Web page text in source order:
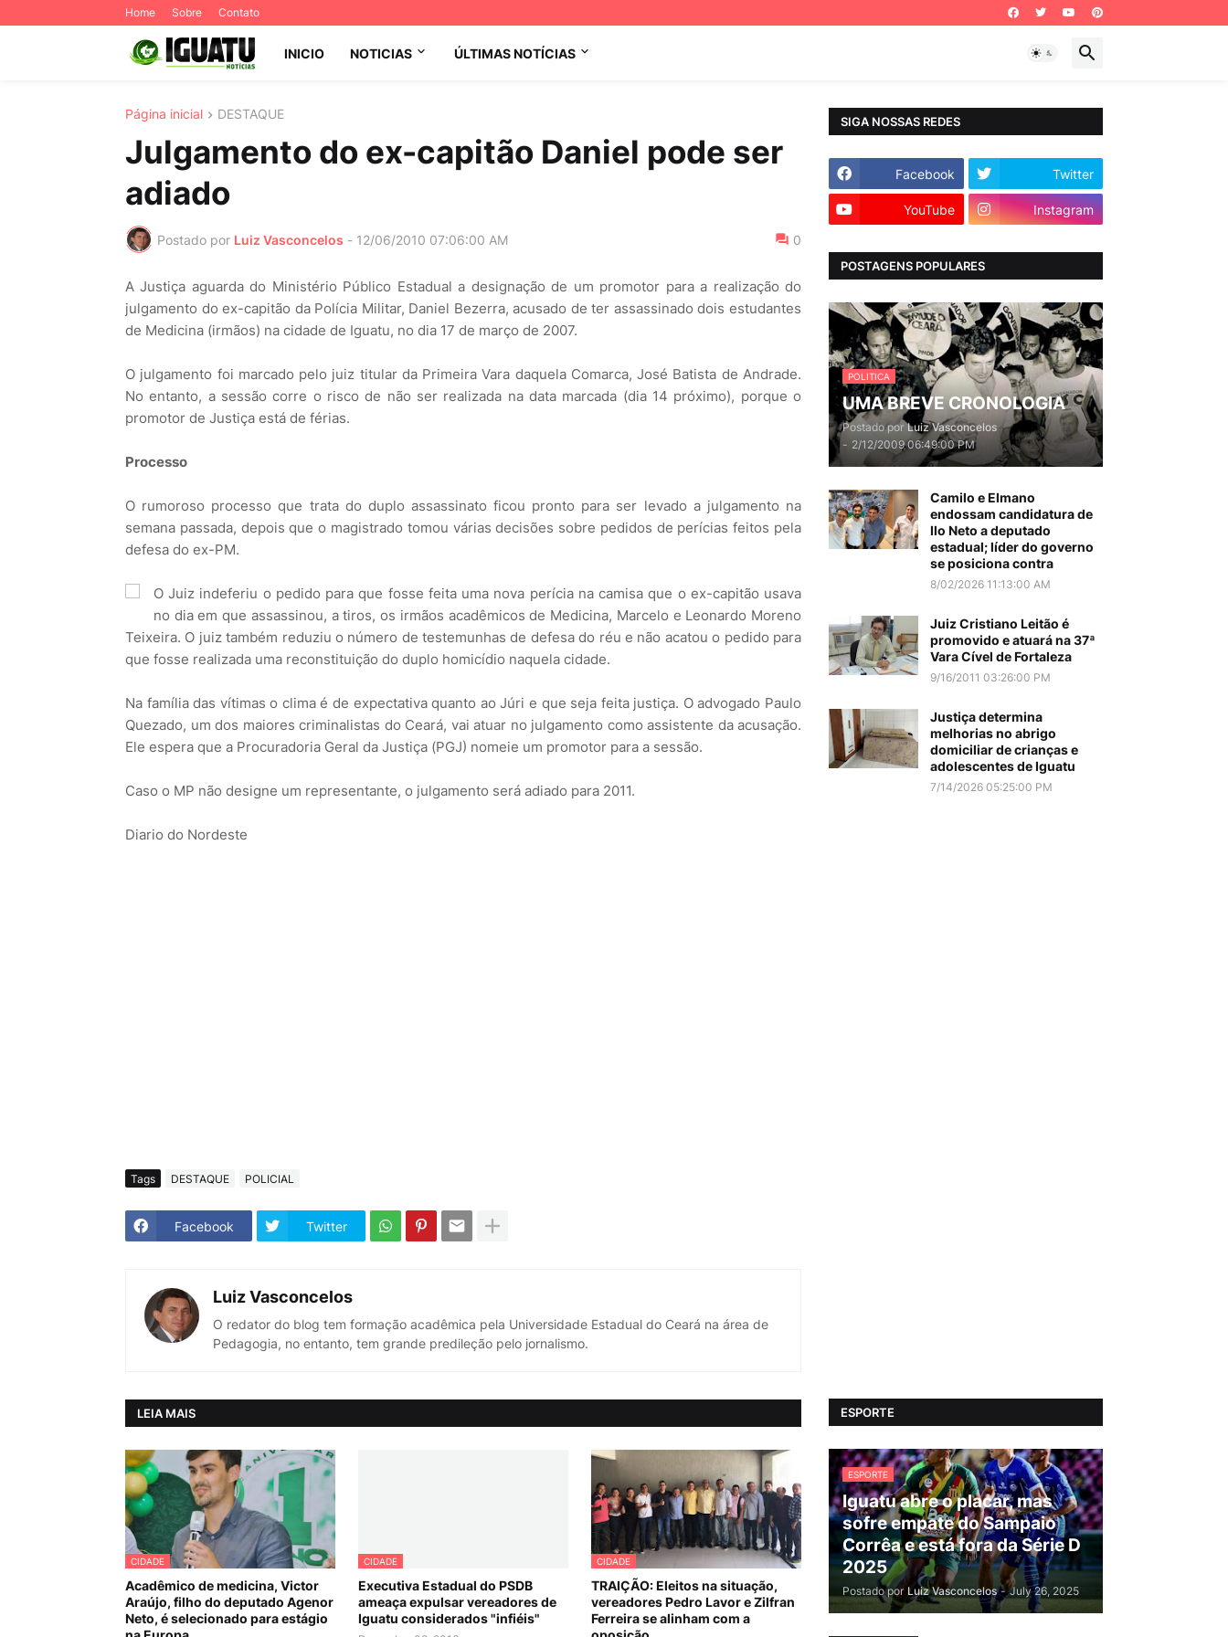
Home Sobre Contato
INICIO NOTICIAS ÚLTIMAS NOTÍCIAS
Página inicial DESTAQUE
Julgamento do ex-capitão Daniel pode ser
adiado
Postado por Luiz Vasconcelos - 12/06/2010 07:06:00 AM 0
A Justiça aguarda do Ministério Público Estadual a designação de um promotor para a realização do
julgamento do ex-capitão da Polícia Militar, Daniel Bezerra, acusado de ter assassinado dois estudantes
de Medicina (irmãos) na cidade de Iguatu, no dia 17 de março de 2007.
O julgamento foi marcado pelo juiz titular da Primeira Vara daquela Comarca, José Batista de Andrade.
No entanto, a sessão corre o risco de não ser realizada na data marcada (dia 14 próximo), porque o
promotor de Justiça está de férias.
Processo
O rumoroso processo que trata do duplo assassinato ficou pronto para ser levado a julgamento na
semana passada, depois que o magistrado tomou várias decisões sobre pedidos de perícias feitos pela
defesa do ex-PM.
O Juiz indeferiu o pedido para que fosse feita uma nova perícia na camisa que o ex-capitão usava
no dia em que assassinou, a tiros, os irmãos acadêmicos de Medicina, Marcelo e Leonardo Moreno
Teixeira. O juiz também reduziu o número de testemunhas de defesa do réu e não acatou o pedido para
que fosse realizada uma reconstituição do duplo homicídio naquela cidade.
Na família das vítimas o clima é de expectativa quanto ao Júri e que seja feita justiça. O advogado Paulo
Quezado, um dos maiores criminalistas do Ceará, vai atuar no julgamento como assistente da acusação.
Ele espera que a Procuradoria Geral da Justiça (PGJ) nomeie um promotor para a sessão.
Caso o MP não designe um representante, o julgamento será adiado para 2011.
Diario do Nordeste
Tags DESTAQUE POLICIAL
Facebook Twitter
Luiz Vasconcelos
O redator do blog tem formação acadêmica pela Universidade Estadual do Ceará na área de
Pedagogia, no entanto, tem grande predileção pelo jornalismo.
LEIA MAIS
CIDADE
Acadêmico de medicina, Victor
Araújo, filho do deputado Agenor
Neto, é selecionado para estágio
CIDADE
Executiva Estadual do PSDB
ameaça expulsar vereadores de
Iguatu considerados "infiéis"
CIDADE
TRAIÇÃO: Eleitos na situação,
vereadores Pedro Lavor e Zilfran
Ferreira se alinham com a
SIGA NOSSAS REDES
Facebook Twitter
YouTube Instagram
POSTAGENS POPULARES
POLITICA
UMA BREVE CRONOLOGIA
Postado por Luiz Vasconcelos
- 2/12/2009 06:49:00 PM
Camilo e Elmano
endossam candidatura de
Ilo Neto a deputado
estadual; líder do governo
se posiciona contra
8/02/2026 11:13:00 AM
Juiz Cristiano Leitão é
promovido e atuará na 37ª
Vara Cível de Fortaleza
9/16/2011 03:26:00 PM
Justiça determina
melhorias no abrigo
domiciliar de crianças e
adolescentes de Iguatu
7/14/2026 05:25:00 PM
ESPORTE
ESPORTE
Iguatu abre o placar, mas
sofre empate do Sampaio
Corrêa e está fora da Série D
2025
Postado por Luiz Vasconcelos - July 26, 2025